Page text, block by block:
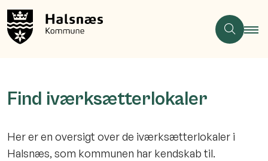
Find iværksætterlokaler
Her er en oversigt over de iværksætterlokaler i
Halsnæs, som kommunen har kendskab til.